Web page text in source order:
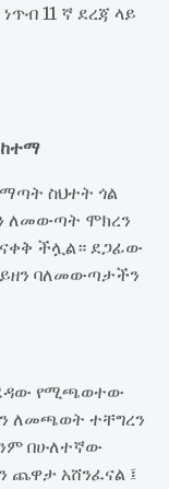
11 ኛ ደረጃ ላይ
ስህተት ጎል
ለመውጣት ሞክረን
ችሏል። ደጋፊው
ባለመውጣታችን
የሚጫወተው
ለመጫወት ተቸግረን
በሁለተኛው
ጨዋታ አሸንፈናል ፤